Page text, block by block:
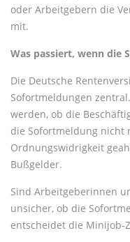
oder Arbeitgebern die
mit.
Was passiert, wenn die
Die Deutsche
Sofortmeldungen
werden, ob die
die Sofortmeldung nicht
Ordnungswidrigkeit
Bußgelder.
Sind Arbeitgeberinnen
unsicher, ob die
entscheidet die Minijob-